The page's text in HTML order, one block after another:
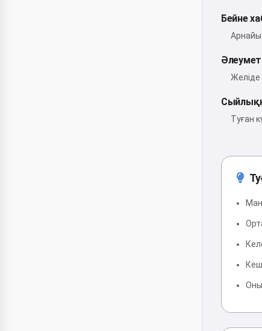
Бейне
Арнайы
Желіде
Туған
Оны